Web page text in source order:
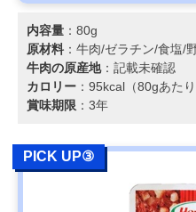
内容量 ：80g
原材料 ：牛肉/ゼラチン/食塩/
牛肉の原産地：記載未確認
カロリー ：95kcal（80gあたり
賞味期限 ：3年
PICK UP③